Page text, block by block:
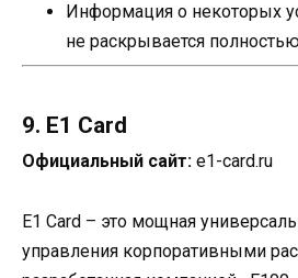
Информация о некоторых
не раскрывается
9. E1 Card
Официальный сайт: e1-card.ru
E1 Card – это мощная
управления корпоративными